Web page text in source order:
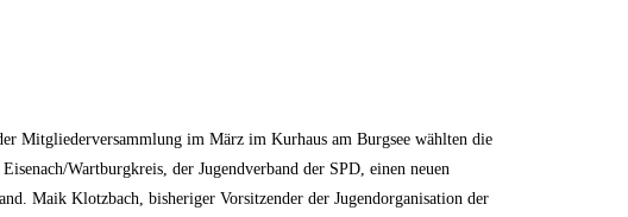
Mitgliederversammlung im März im Kurhaus am Burgsee wählten die
Eisenach/Wartburgkreis, der Jugendverband der SPD, einen neuen
Maik Klotzbach, bisheriger Vorsitzender der Jugendorganisation der